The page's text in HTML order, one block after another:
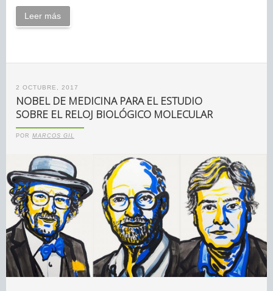
Leer más
2 OCTUBRE, 2017
NOBEL DE MEDICINA PARA EL ESTUDIO
SOBRE EL RELOJ BIOLÓGICO MOLECULAR
POR MARCOS GIL